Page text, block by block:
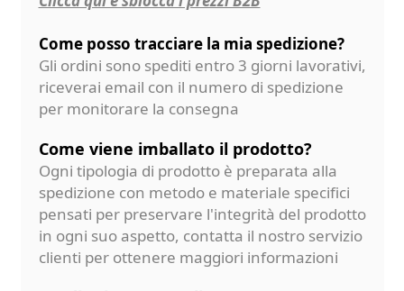
Come posso tracciare la mia spedizione?
Gli ordini sono spediti entro 3 giorni lavorativi,
riceverai email con il numero di spedizione
per monitorare la consegna
Come viene imballato il prodotto?
Ogni tipologia di prodotto è preparata alla
spedizione con metodo e materiale specifici
pensati per preservare l'integrità del prodotto
in ogni suo aspetto, contatta il nostro servizio
clienti per ottenere maggiori informazioni